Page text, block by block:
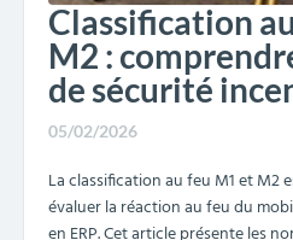
Classification
M2 :
de sécurité
05/02/2026
La classification au feu M1 et M2
évaluer la réaction au feu du